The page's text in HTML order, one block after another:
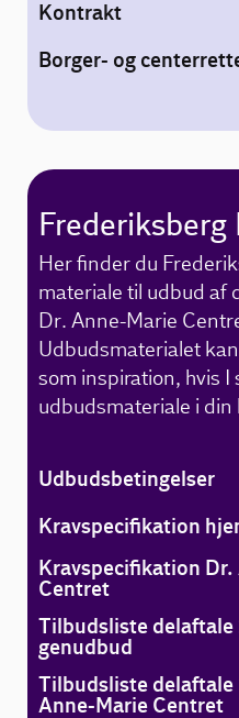
Kontrakt
Borger- og
Her finder du
materiale til udbud af
Dr. Anne-Marie
Udbudsmaterialet
som inspiration, hvis I
udbudsmateriale i din
Udbudsbetingelser
Kravspecifikation
Kravspecifikation
Centret
Tilbudsliste delaftale
genudbud
Tilbudsliste delaftale
Anne-Marie Centret